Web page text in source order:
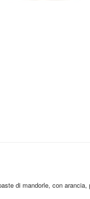
di mandorle, con